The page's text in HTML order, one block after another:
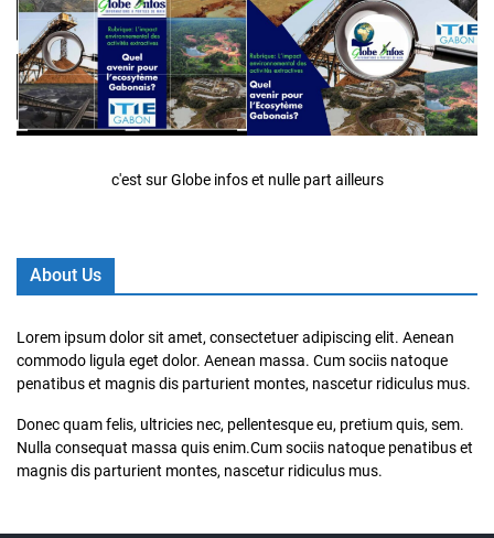
c'est sur Globe infos et nulle part ailleurs
About Us
Lorem ipsum dolor sit amet, consectetuer adipiscing elit. Aenean
commodo ligula eget dolor. Aenean massa. Cum sociis natoque
penatibus et magnis dis parturient montes, nascetur ridiculus mus.
Donec quam felis, ultricies nec, pellentesque eu, pretium quis, sem.
Nulla consequat massa quis enim.Cum sociis natoque penatibus et
magnis dis parturient montes, nascetur ridiculus mus.